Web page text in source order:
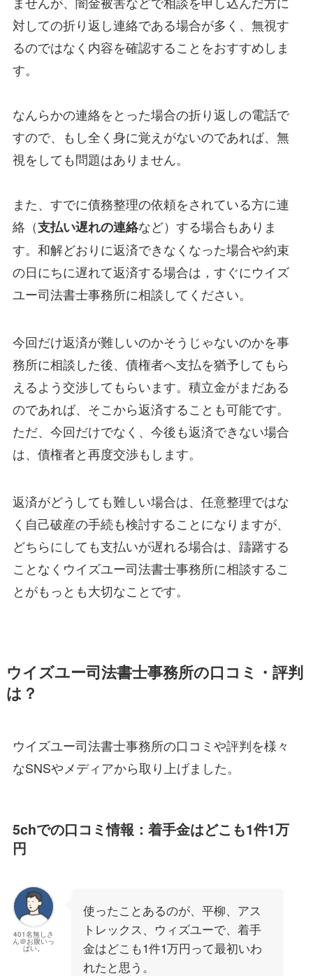
対しての折り返し連絡である場合が多く、無視す
るのではなく内容を確認することをおすすめしま
す。
なんらかの連絡をとった場合の折り返しの電話で
すので、もし全く身に覚えがないのであれば、無
視をしても問題はありません。
また、すでに債務整理の依頼をされている方に連
絡（支払い遅れの連絡など）する場合もありま
す。和解どおりに返済できなくなった場合や約束
の日にちに遅れて返済する場合は，すぐにウイズ
ユー司法書士事務所に相談してください。
今回だけ返済が難しいのかそうじゃないのかを事
務所に相談した後、債権者へ支払を猶予してもら
えるよう交渉してもらいます。積立金がまだある
のであれば、そこから返済することも可能です。
ただ、今回だけでなく、今後も返済できない場合
は、債権者と再度交渉もします。
返済がどうしても難しい場合は、任意整理ではな
く自己破産の手続も検討することになりますが、
どちらにしても支払いが遅れる場合は、躊躇する
ことなくウイズユー司法書士事務所に相談するこ
とがもっとも大切なことです。
ウイズユー司法書士事務所の口コミ・評判
は？
ウイズユー司法書士事務所の口コミや評判を様々
なSNSやメディアから取り上げました。
5chでの口コミ情報：着手金はどこも1件1万
円
401名無しさ
ん＠お腹いっ
ぱい。
使ったことあるのが、平柳、アス
トレックス、ウィズユーで、着手
金はどこも1件1万円って最初いわ
れたと思う。